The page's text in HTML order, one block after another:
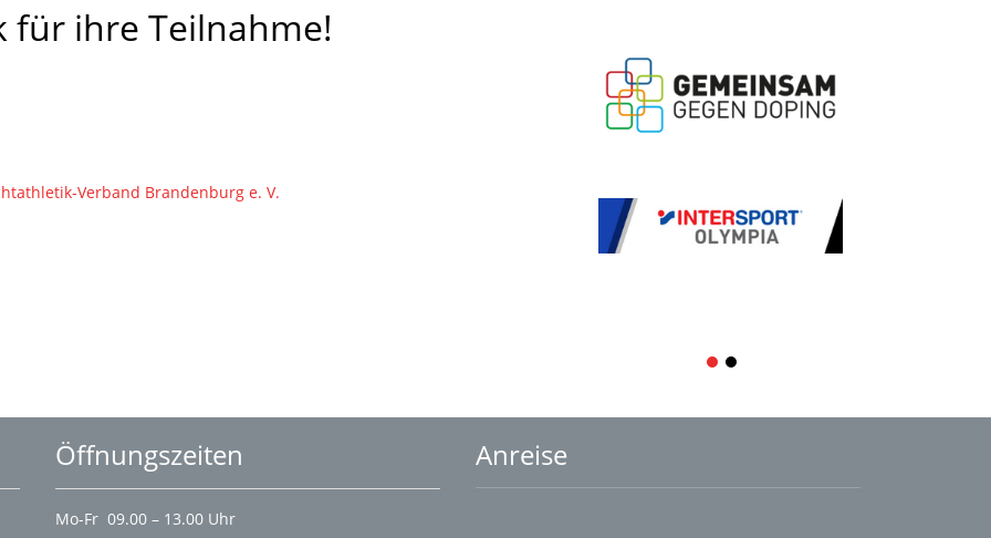
für ihre Teilnahme!
Verband Brandenburg e. V.
1 2
Öffnungszeiten
Mo-Fr 09.00 – 13.00 Uhr
Anreise